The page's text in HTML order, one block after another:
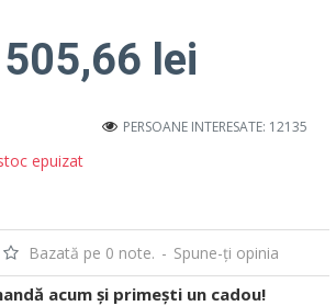
epuizat
PERSOANE INTERESATE: 12135
Bazată pe 0 note. - Spune-ţi opinia
505,66 lei
acum și primești un cadou!